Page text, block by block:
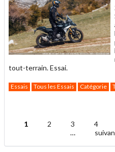
tout-terrain. Essai.
Essais Tous les Essais Catégorie
Pages
1 2 3 4
…